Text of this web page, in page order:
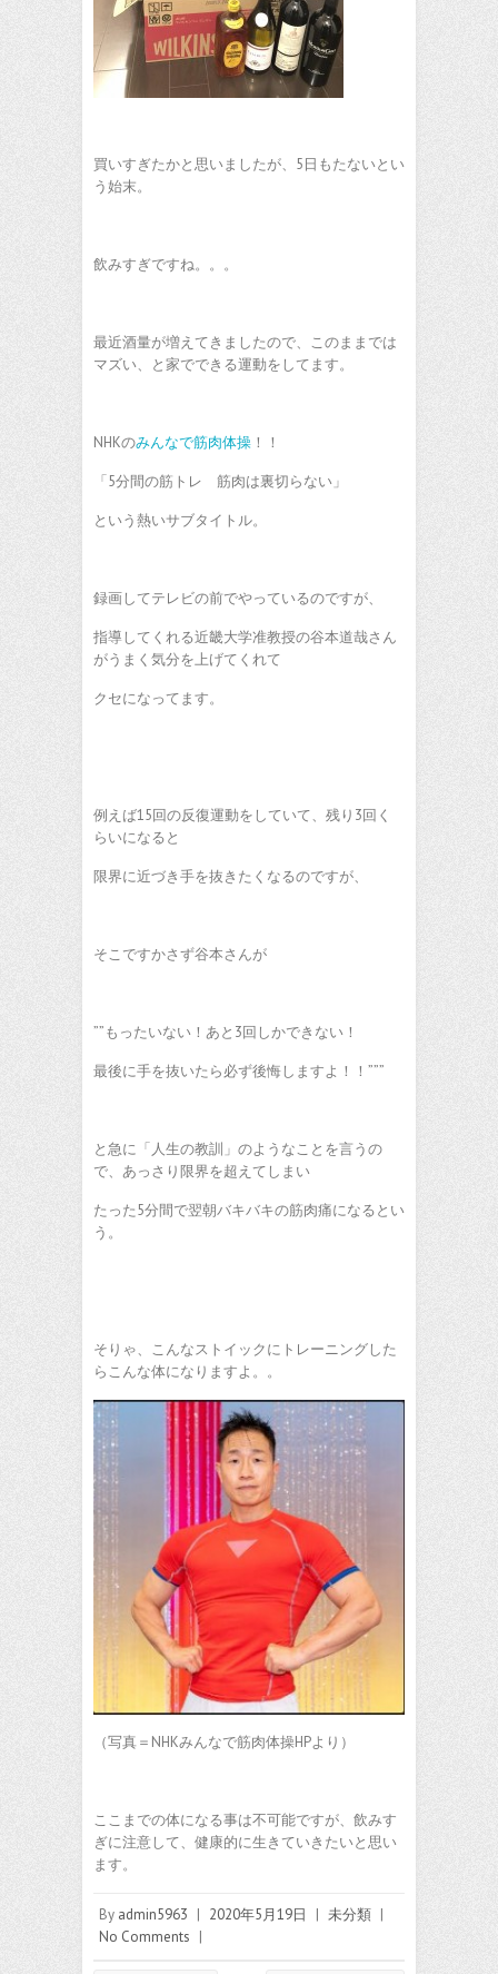
買いすぎたかと思いましたが、5日もたないとい
う始末。
飲みすぎですね。。。
最近酒量が増えてきましたので、このままでは
マズい、と家でできる運動をしてます。
NHKのみんなで筋肉体操 ！！
「5分間の筋トレ 筋肉は裏切らない」
という熱いサブタイトル。
録画してテレビの前でやっているのですが、
指導してくれる近畿大学准教授の谷本道哉さん
がうまく気分を上げてくれて
クセになってます。
例えば15回の反復運動をしていて、残り3回く
らいになると
限界に近づき手を抜きたくなるのですが、
そこですかさず谷本さんが
””もったいない！あと3回しかできない！
最後に手を抜いたら必ず後悔しますよ！！”””
と急に「人生の教訓」のようなことを言うの
で、あっさり限界を超えてしまい
たった5分間で翌朝バキバキの筋肉痛になるとい
う。
そりゃ、こんなストイックにトレーニングした
らこんな体になりますよ。。
（写真＝NHKみんなで筋肉体操HPより）
ここまでの体になる事は不可能ですが、飲みす
ぎに注意して、健康的に生きていきたいと思い
ます。
By admin5963 | 2020年5月19日 | 未分類 |
No Comments |